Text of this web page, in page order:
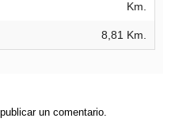
Km.
8,81 Km.
un comentario.